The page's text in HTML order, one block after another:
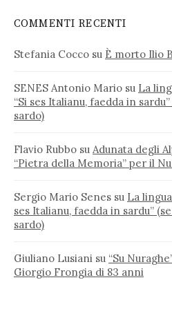
COMMENTI RECENTI
Stefania Cocco su È morto Ilio
SENES Antonio Mario su La
“Si ses Italianu, faedda in
sardo)
Flavio Rubbo su Adunata degli
“Pietra della Memoria” per il
Sergio Mario Senes su La
ses Italianu, faedda in sardu”
sardo)
Giuliano Lusiani su “Su
Giorgio Frongia di 83 anni